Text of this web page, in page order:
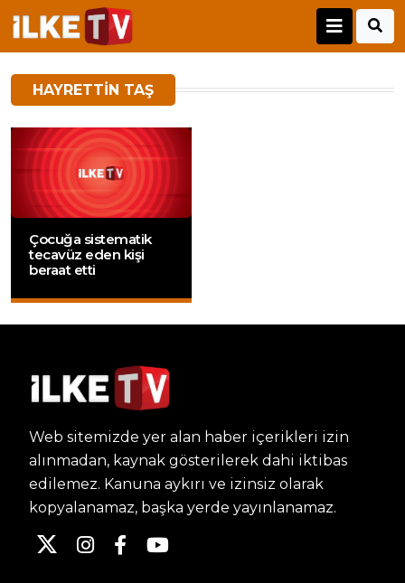
HAYRETTIN TAŞ
Çocuğa sistematik
tecavüz eden kişi
beraat etti
Web sitemizde yer alan haber içerikleri izin
alınmadan, kaynak gösterilerek dahi iktibas
edilemez. Kanuna aykırı ve izinsiz olarak
kopyalanamaz, başka yerde yayınlanamaz.